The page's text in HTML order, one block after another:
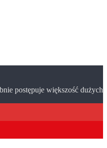
postępuje większość dużych